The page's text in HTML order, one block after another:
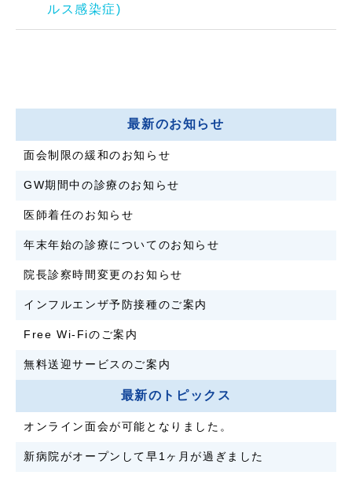
ルス感染症)
最新のお知らせ
面会制限の緩和のお知らせ
GW期間中の診療のお知らせ
医師着任のお知らせ
年末年始の診療についてのお知らせ
院長診察時間変更のお知らせ
インフルエンザ予防接種のご案内
Free Wi-Fiのご案内
無料送迎サービスのご案内
最新のトピックス
オンライン面会が可能となりました。
新病院がオープンして早1ヶ月が過ぎました